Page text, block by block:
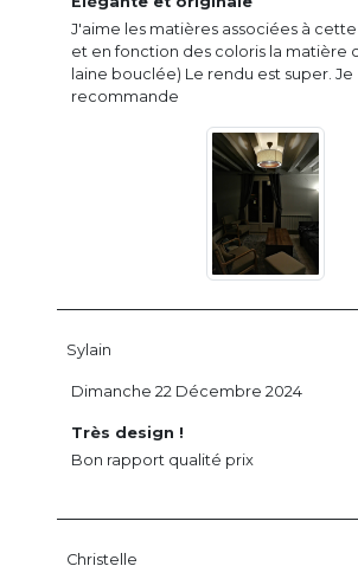
J'aime les matières associées à
et en fonction des coloris la matière
laine bouclée) Le rendu est super. Je
recommande
Sylain
Très design !
Bon rapport qualité prix
Dimanche 22 Décembre 2024
Christelle